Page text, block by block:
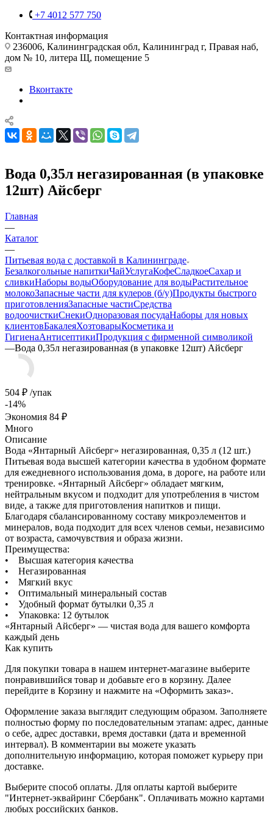
+7 4012 577 750
Контактная информация
236006, Калининградская обл, Калининград г, Правая наб,
дом № 10, литера Щ, помещение 5
Вконтакте
Вода 0,35л негазированная (в упаковке
12шт) Айсберг
Главная
—
Каталог
—
Питьевая вода с доставкой в Калининграде
Безалкогольные напиткиЧайУслугаКофеСладкоеСахар и
сливкиНаборы водыОборудование для водыРастительное
молокоЗапасные части для кулеров (б/у)Продукты быстрого
приготовленияЗапасные частиСредства
водоочисткиСнекиОдноразовая посудаНаборы для новых
клиентовБакалеяХозтоварыКосметика и
ГигиенаАнтисептикиПродукция с фирменной символикой
—Вода 0,35л негазированная (в упаковке 12шт) Айсберг
504 ₽ /упак
-14%
Экономия 84 ₽
Много
Описание
Вода «Янтарный Айсберг» негазированная, 0,35 л (12 шт.)
Питьевая вода высшей категории качества в удобном формате
для ежедневного использования дома, в дороге, на работе или
тренировке. «Янтарный Айсберг» обладает мягким,
нейтральным вкусом и подходит для употребления в чистом
виде, а также для приготовления напитков и пищи.
Благодаря сбалансированному составу микроэлементов и
минералов, вода подходит для всех членов семьи, независимо
от возраста, самочувствия и образа жизни.
Преимущества:
• Высшая категория качества
• Негазированная
• Мягкий вкус
• Оптимальный минеральный состав
• Удобный формат бутылки 0,35 л
• Упаковка: 12 бутылок
«Янтарный Айсберг» — чистая вода для вашего комфорта
каждый день
Как купить
Для покупки товара в нашем интернет-магазине выберите
понравившийся товар и добавьте его в корзину. Далее
перейдите в Корзину и нажмите на «Оформить заказ».
Оформление заказа выглядит следующим образом. Заполняете
полностью форму по последовательным этапам: адрес, данные
о себе, адрес доставки, время доставки (дата и временной
интервал). В комментарии вы можете указать
дополнительную информацию, которая поможет курьеру при
доставке.
Выберите способ оплаты. Для оплаты картой выберите
"Интернет-эквайринг Сбербанк". Оплачивать можно картами
любых российских банков.